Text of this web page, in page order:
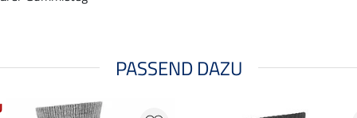
PASSEND DAZU